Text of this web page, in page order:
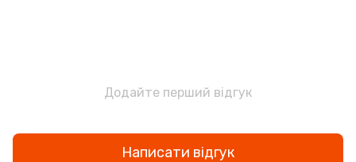
Додайте перший відгук
Написати відгук